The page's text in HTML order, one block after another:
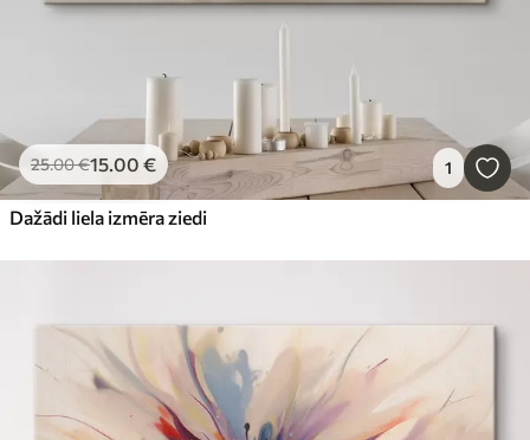
25.00€15.00 € 1
Dažādi liela izmēra ziedi